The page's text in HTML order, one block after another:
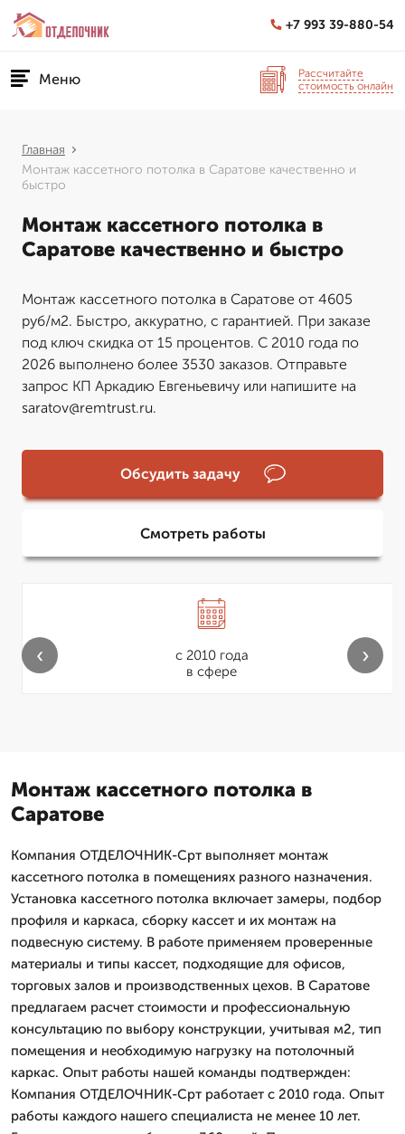
+7 993 39-880-54
Меню
Рассчитайте
стоимость онлайн
Главная
Монтаж кассетного потолка в Саратове качественно и
быстро
Монтаж кассетного потолка в
Саратове качественно и быстро
Монтаж кассетного потолка в Саратове от 4605
руб/м2. Быстро, аккуратно, с гарантией. При заказе
под ключ скидка от 15 процентов. С 2010 года по
2026 выполнено более 3530 заказов. Отправьте
запрос КП Аркадию Евгеньевичу или напишите на
saratov@remtrust.ru.
Обсудить задачу
Смотреть работы
с 2010 года
в сфере
‹ ›
Монтаж кассетного потолка в
Саратове
Компания ОТДЕЛОЧНИК-Срт выполняет монтаж
кассетного потолка в помещениях разного назначения.
Установка кассетного потолка включает замеры, подбор
профиля и каркаса, сборку кассет и их монтаж на
подвесную систему. В работе применяем проверенные
материалы и типы кассет, подходящие для офисов,
торговых залов и производственных цехов. В Саратове
предлагаем расчет стоимости и профессиональную
консультацию по выбору конструкции, учитывая м2, тип
помещения и необходимую нагрузку на потолочный
каркас. Опыт работы нашей команды подтвержден:
Компания ОТДЕЛОЧНИК-Срт работает с 2010 года. Опыт
работы каждого нашего специалиста не менее 10 лет.